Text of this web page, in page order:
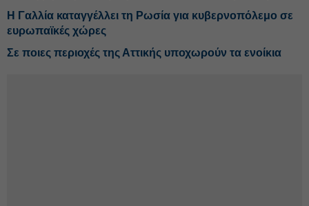
Η Γαλλία καταγγέλλει τη Ρωσία για κυβερνοπόλεμο σε
ευρωπαϊκές χώρες
Σε ποιες περιοχές της Αττικής υποχωρούν τα ενοίκια